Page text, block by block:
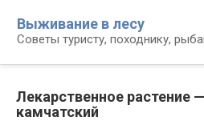
контенту
Выживание в лесу
Советы туристу, походнику,
Лекарственное растение
камчатский